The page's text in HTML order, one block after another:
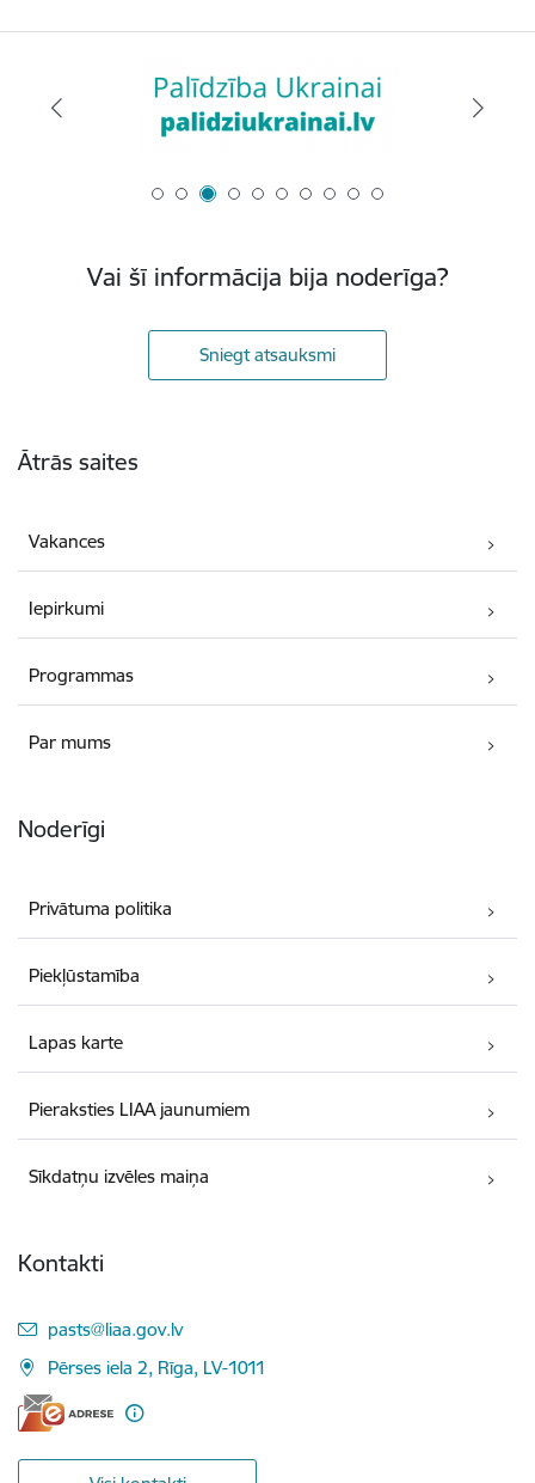
Vai šī informācija bija noderīga?
Sniegt atsauksmi
Ātrās saites
Vakances
Iepirkumi
Programmas
Par mums
Noderīgi
Privātuma politika
Piekļūstamība
Lapas karte
Pieraksties LIAA jaunumiem
Sīkdatņu izvēles maiņa
Kontakti
E-pasts:
pasts@liaa.gov.lv
Pērses iela 2, Rīga, LV-1011